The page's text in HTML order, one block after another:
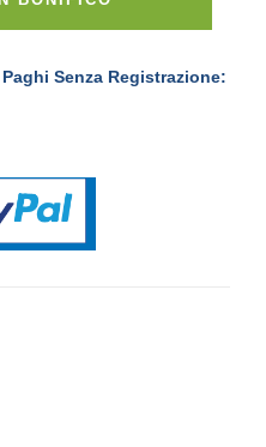
Senza Registrazione: